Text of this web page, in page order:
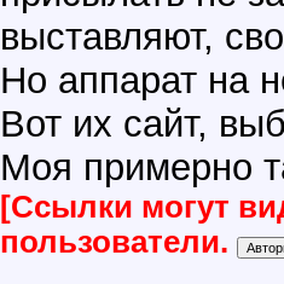
выставляют,
Но аппарат на
Вот их сайт,
Моя примерно
[Ссылки могут
пользователи.